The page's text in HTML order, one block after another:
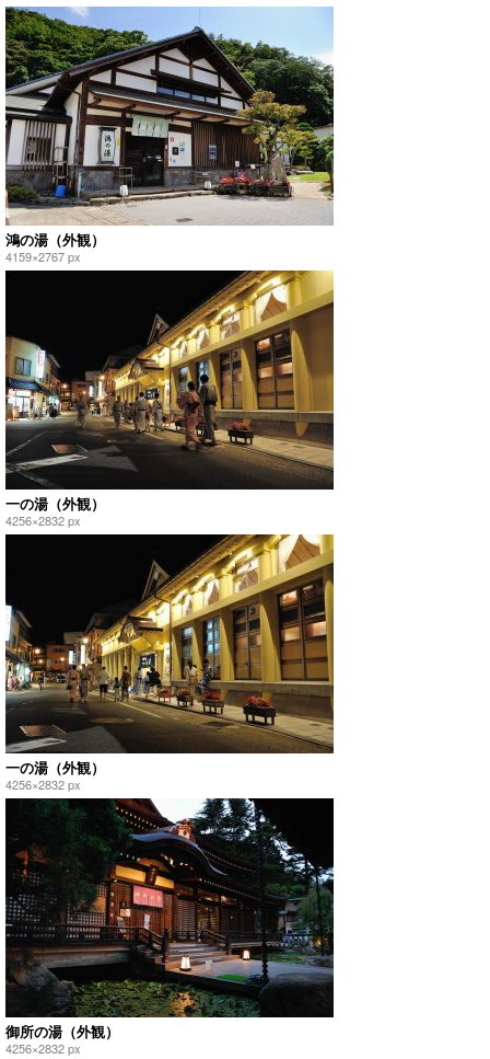
鴻の湯（外観）
4159×2767 px
一の湯（外観）
4256×2832 px
一の湯（外観）
4256×2832 px
御所の湯（外観）
4256×2832 px